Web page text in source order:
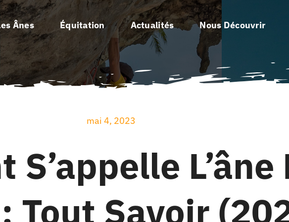
Ânes Équitation Actualités Nous Découvrir
mai 4, 2023
S’appelle L’âne
Tout Savoir